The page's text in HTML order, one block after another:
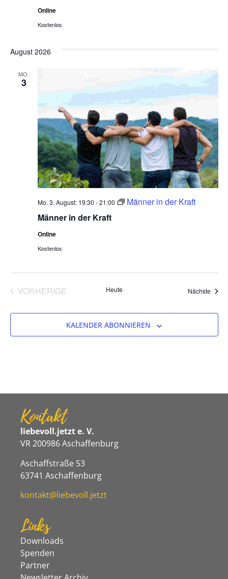
Online
Kostenlos
August 2026
MO.
3
Männer in der Kraft
Mo. 3. August: 19:30 -21:00 Männer in der Kraft
Online
Kostenlos
VORHERIGE VERANSTALTUNGEN
Heute Nächste
KALENDER ABONNIEREN
Kontakt
liebevoll.jetzt e. V.
VR 200986 Aschaffenburg
Aschaffstraße 53
63741 Aschaffenburg
kontakt@liebevoll.jetzt
Links
Downloads
Spenden
Partner